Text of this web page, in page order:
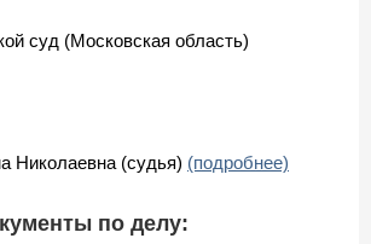
суд (Московская область)
Николаевна (судья) (подробнее)
по делу: